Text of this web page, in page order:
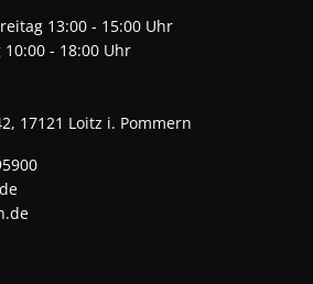
13:00 - 15:00 Uhr
- 18:00 Uhr
17121 Loitz i. Pommern